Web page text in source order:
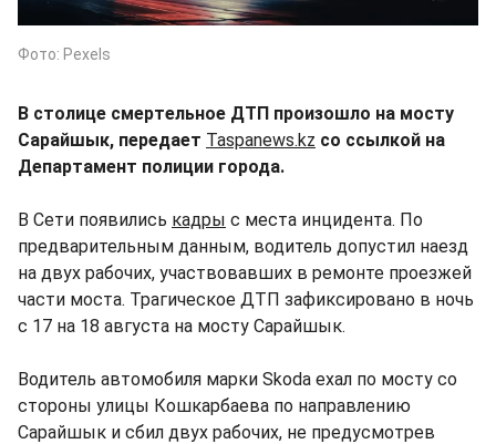
Фото: Pexels
В столице смертельное ДТП произошло на мосту
Сарайшык, передает Taspanews.kz со ссылкой на
Департамент полиции города.
В Сети появились кадры с места инцидента. По
предварительным данным, водитель допустил наезд
на двух рабочих, участвовавших в ремонте проезжей
части моста. Трагическое ДТП зафиксировано в ночь
с 17 на 18 августа на мосту Сарайшык.
Водитель автомобиля марки Skoda ехал по мосту со
стороны улицы Кошкарбаева по направлению
Сарайшык и сбил двух рабочих, не предусмотрев